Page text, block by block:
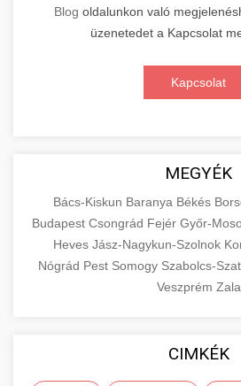
Blog oldalunkon való
üzenetedet a Kapcsolat
Kapcsolat
MEGYÉK
Bács-Kiskun Baranya Békés
Budapest Csongrád Fejér Győr-
Heves Jász-Nagykun-Szolnok
Nógrád Pest Somogy Szabolcs-
Veszprém Zala
CIMKÉK